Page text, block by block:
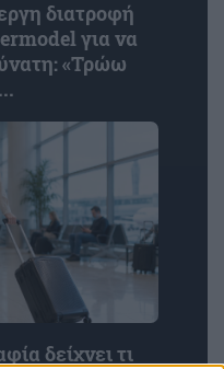
διατροφή
για να
«Τρώω
δείχνει τι